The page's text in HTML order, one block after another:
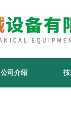
公司介绍